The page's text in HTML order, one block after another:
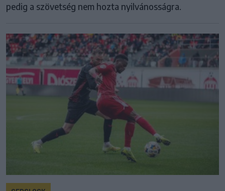
pedig a szövetség nem hozta nyilvánosságra.